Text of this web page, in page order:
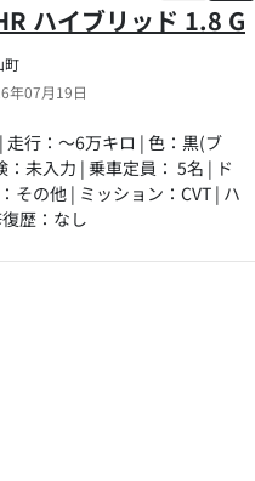
町
年07月19日
ハイブリッド 1.8 G
走行：～6万キロ | 色：黒(ブ
：未入力 | 乗車定員： 5名 | ド
その他 | ミッション：CVT | ハ
歴：なし